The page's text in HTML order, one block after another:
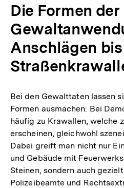
Die Formen der
Anschlägen
Bei den Gewalttaten lassen
Formen ausmachen: Bei
häufig zu Krawallen, welche
erscheinen, gleichwohl
Dabei greift man nicht nur
und Gebäude mit
Steinen, sondern auch
Polizeibeamte und